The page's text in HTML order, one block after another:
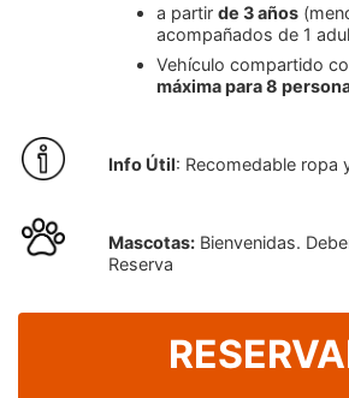
a partirde 3 años
acompañados de 1
Vehículo compartido
máxima para 8
Info Útil: Recomedable ropa
Mascotas: Bienvenidas.
Reserva